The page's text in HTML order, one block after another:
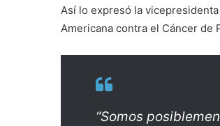
Así lo expresó la
Americana contra el Cáncer de
“Somos